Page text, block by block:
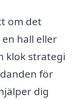
om det
hall eller
klok strategi
för
dig